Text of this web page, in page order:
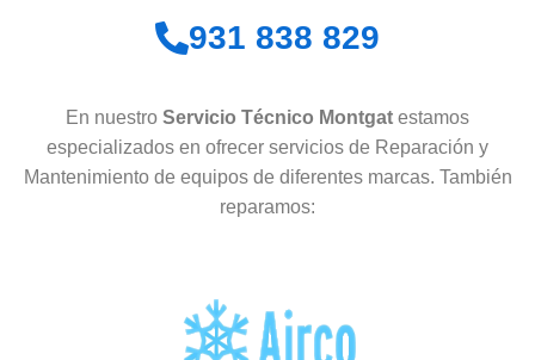
931 838 829
En nuestro Servicio Técnico Montgat estamos
especializados en ofrecer servicios de Reparación y
Mantenimiento de equipos de diferentes marcas. También
reparamos: